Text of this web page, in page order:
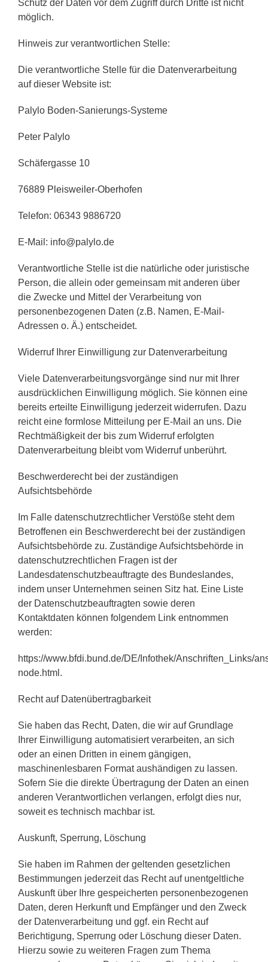
Schutz der Daten vor dem Zugriff durch Dritte ist nicht
möglich.
Hinweis zur verantwortlichen Stelle:
Die verantwortliche Stelle für die Datenverarbeitung
auf dieser Website ist:
Palylo Boden-Sanierungs-Systeme
Peter Palylo
Schäfergasse 10
76889 Pleisweiler-Oberhofen
Telefon: 06343 9886720
E-Mail: info@palylo.de
Verantwortliche Stelle ist die natürliche oder juristische
Person, die allein oder gemeinsam mit anderen über
die Zwecke und Mittel der Verarbeitung von
personenbezogenen Daten (z.B. Namen, E-Mail-
Adressen o. Ä.) entscheidet.
Widerruf Ihrer Einwilligung zur Datenverarbeitung
Viele Datenverarbeitungsvorgänge sind nur mit Ihrer
ausdrücklichen Einwilligung möglich. Sie können eine
bereits erteilte Einwilligung jederzeit widerrufen. Dazu
reicht eine formlose Mitteilung per E-Mail an uns. Die
Rechtmäßigkeit der bis zum Widerruf erfolgten
Datenverarbeitung bleibt vom Widerruf unberührt.
Beschwerderecht bei der zuständigen
Aufsichtsbehörde
Im Falle datenschutzrechtlicher Verstöße steht dem
Betroffenen ein Beschwerderecht bei der zuständigen
Aufsichtsbehörde zu. Zuständige Aufsichtsbehörde in
datenschutzrechtlichen Fragen ist der
Landesdatenschutzbeauftragte des Bundeslandes,
indem unser Unternehmen seinen Sitz hat. Eine Liste
der Datenschutzbeauftragten sowie deren
Kontaktdaten können folgendem Link entnommen
werden:
https://www.bfdi.bund.de/DE/Infothek/Anschriften_Links/
node.html.
Recht auf Datenübertragbarkeit
Sie haben das Recht, Daten, die wir auf Grundlage
Ihrer Einwilligung automatisiert verarbeiten, an sich
oder an einen Dritten in einem gängigen,
maschinenlesbaren Format aushändigen zu lassen.
Sofern Sie die direkte Übertragung der Daten an einen
anderen Verantwortlichen verlangen, erfolgt dies nur,
soweit es technisch machbar ist.
Auskunft, Sperrung, Löschung
Sie haben im Rahmen der geltenden gesetzlichen
Bestimmungen jederzeit das Recht auf unentgeltliche
Auskunft über Ihre gespeicherten personenbezogenen
Daten, deren Herkunft und Empfänger und den Zweck
der Datenverarbeitung und ggf. ein Recht auf
Berichtigung, Sperrung oder Löschung dieser Daten.
Hierzu sowie zu weiteren Fragen zum Thema